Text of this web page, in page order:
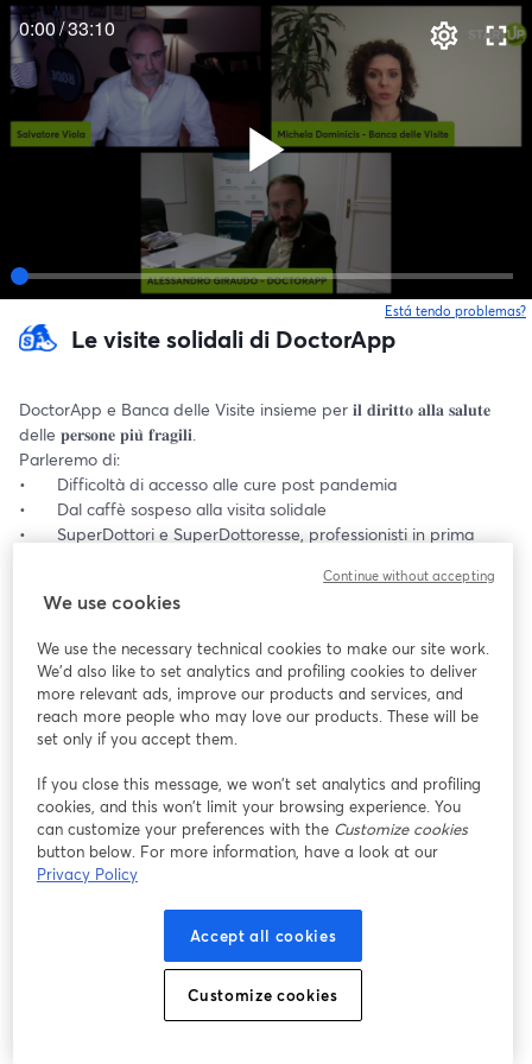
0:00/33:10
Está tendo problemas?
Le visite solidali di DoctorApp
DoctorApp e Banca delle Visite insieme per 𝐢𝐥 𝐝𝐢𝐫𝐢𝐭𝐭𝐨 𝐚𝐥𝐥𝐚 𝐬𝐚𝐥𝐮𝐭𝐞
delle 𝐩𝐞𝐫𝐬𝐨𝐧𝐞 𝐩𝐢𝐮̀ 𝐟𝐫𝐚𝐠𝐢𝐥𝐢.
Parleremo di:
•	Difficoltà di accesso alle cure post pandemia
•	Dal caffè sospeso alla visita solidale
•	SuperDottori e SuperDottoresse, professionisti in prima
•	Un circolo virtuoso che fa bene a tutti, come funziona
•	Scenari futuri per la sanità che cambia
Ospiti:
Alessandro Giraudo, Ceo e founder DoctorApp
Michela Dominicis, Presidente e DG Banca Delle Visite Onlus
Modera Salvatore Viola, direttore
Startup-News.it
We use cookies
We use the necessary technical cookies to make our site work.
We'd also like to set analytics and profiling cookies to deliver
more relevant ads, improve our products and services, and
reach more people who may love our products. These will be
set only if you accept them.
If you close this message, we won’t set analytics and profiling
cookies, and this won’t limit your browsing experience. You
can customize your preferences with the Customize cookies
button below. For more information, have a look at our
Privacy Policy
Accept all cookies
Customize cookies
Continue without accepting